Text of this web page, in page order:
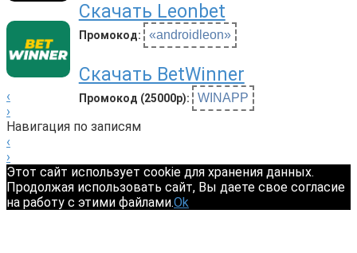
Скачать Leonbet
Промокод: «androidleon»
Скачать BetWinner
Промокод (25000р): WINAPP
‹
›
Навигация по записям
‹
›
Этот сайт использует cookie для хранения данных.
Продолжая использовать сайт, Вы даете свое согласие
на работу с этими файлами.Ok